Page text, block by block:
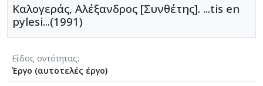
Καλογεράς, Αλέξανδρος [Συνθέτης]. ...tis en
pylesi...(1991)
Είδος οντότητας
Έργο (αυτοτελές έργο)